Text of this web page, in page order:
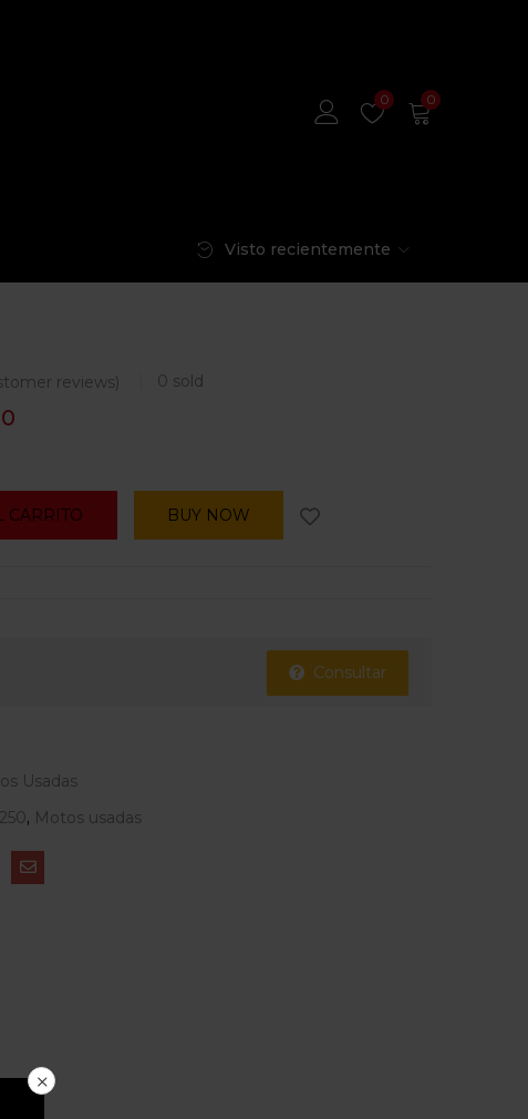
0 0
Visto recientemente
reviews) 0 sold
CARRITO BUY NOW
Consultar
Usadas
, Motos usadas